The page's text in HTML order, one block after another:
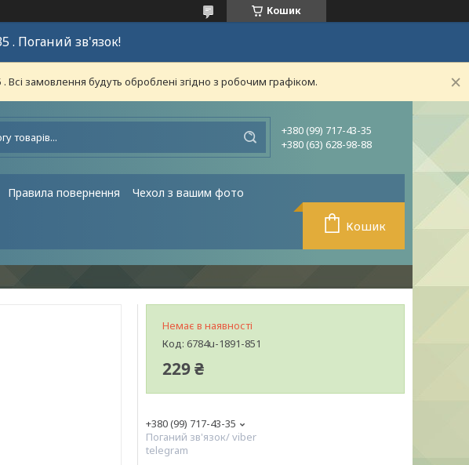
Кошик
. Поганий зв'язок!
замовлення будуть оброблені згідно з робочим графіком.
+380 (99) 717-43-35
+380 (63) 628-98-88
Правила повернення Чехол з вашим фото
Кошик
Немає в наявності
Код: 6784u-1891-851
229 ₴
+380 (99) 717-43-35
Поганий зв'язок/ viber
telegram